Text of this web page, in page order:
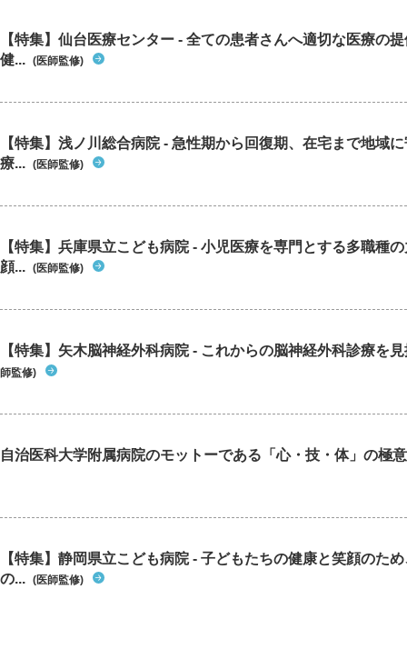
【特集】仙台医療センター - 全ての患者さんへ適切な医療の
健... (医師監修)
【特集】浅ノ川総合病院 - 急性期から回復期、在宅まで地域
療... (医師監修)
【特集】兵庫県立こども病院 - 小児医療を専門とする多職種
顔... (医師監修)
【特集】矢木脳神経外科病院 - これからの脳神経外科診療を
師監修)
自治医科大学附属病院のモットーである「心・技・体」の極意
【特集】静岡県立こども病院 - 子どもたちの健康と笑顔のた
の... (医師監修)